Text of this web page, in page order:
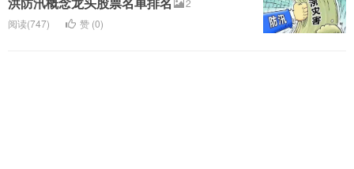
2
阅读(747)
赞 (0)